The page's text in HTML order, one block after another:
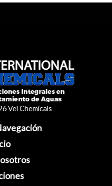
Vel Chemicals